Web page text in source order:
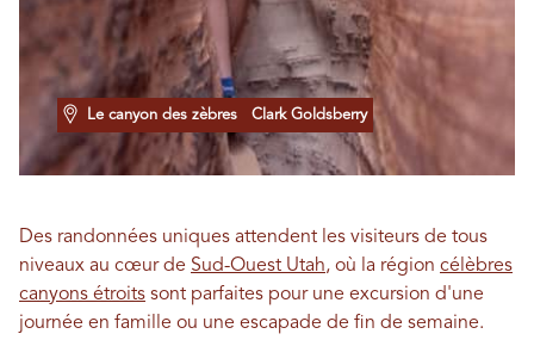
Le canyon des zèbres Clark Goldsberry
Des randonnées uniques attendent les visiteurs de tous
niveaux au cœur de Sud-Ouest Utah, où la région célèbres
canyons étroits sont parfaites pour une excursion d'une
journée en famille ou une escapade de fin de semaine.